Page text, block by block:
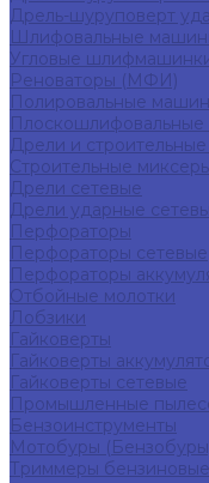
Дрель-шуруповерт
Шлифовальные
Угловые
Реноваторы (МФИ)
Полировальные
Дрели и
Строительные
Дрели сетевые
Дрели ударные
Перфораторы
Перфораторы сетевые
Перфораторы
Отбойные молотки
Лобзики
Гайковерты
Гайковерты
Гайковерты сетевые
Промышленные
Бензоинструменты
Мотобуры
Триммеры бензиновые